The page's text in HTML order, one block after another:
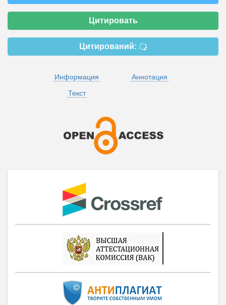
Цитировать
Цитирований:
Информация
Аннотация
Текст